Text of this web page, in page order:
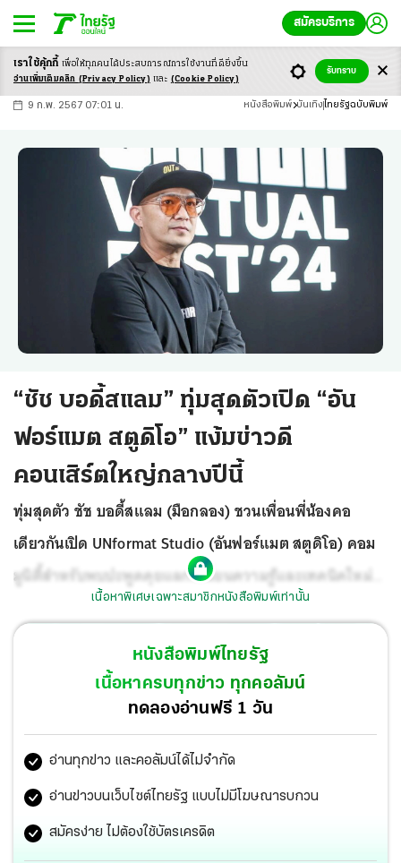
สมัครบริการ
-ก ก ก+
9 ก.พ. 2567 07:01 น. หนังสือพิมพ์ บันเทิง ไทยรัฐฉบับพิมพ์
“ชัช บอดี้สแลม” ทุ่มสุดตัวเปิด “อัน
ฟอร์แมต สตูดิโอ” แง้มข่าวดี
คอนเสิร์ตใหญ่กลางปีนี้
ทุ่มสุดตัว ชัช บอดี้สแลม (มือกลอง) ชวนเพื่อนพี่น้องคอ
เดียวกันเปิด UNformat Studio (อันฟอร์แมต สตูดิโอ) คอม
มูนิตี้สำหรับพบปะพูดคุยแลกเปลี่ยนความรู้และเทคนิคใหม่ๆ
ด้านเวอร์ชวลโปรดักชันเนื้อหาพิเศษเฉพาะสมาชิกหนังสือพิมพ์เท่านั้น
หนังสือพิมพ์ไทยรัฐ
เนื้อหาครบทุกข่าว ทุกคอลัมน์
ทดลองอ่านฟรี 1 วัน
อ่านทุกข่าว และคอลัมน์ได้ไม่จำกัด
อ่านข่าวบนเว็บไซต์ไทยรัฐ แบบไม่มีโฆษณารบกวน
สมัครง่าย ไม่ต้องใช้บัตรเครดิต
เราใช้คุ้กกี้ เพื่อให้ทุกคนได้ประสบการณ์การใช้งานที่ดียิ่งขึ้น
อ่านเพิ่มเติมคลิก (Privacy Policy) และ (Cookie Policy)
รับทราบ